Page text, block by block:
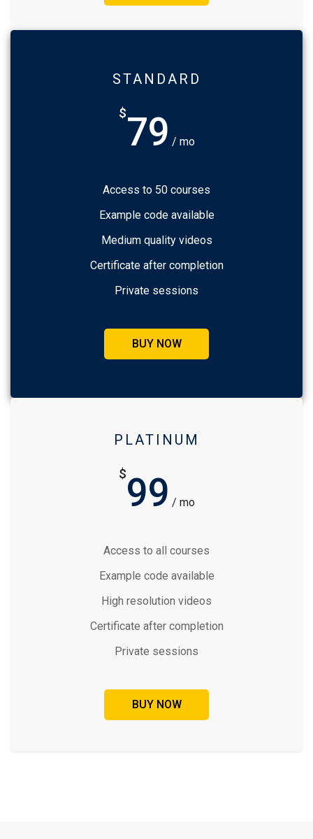
STANDARD
$79 / mo
Access to 50 courses
Example code available
Medium quality videos
Certificate after completion
Private sessions
BUY NOW
PLATINUM
$99 / mo
Access to all courses
Example code available
High resolution videos
Certificate after completion
Private sessions
BUY NOW